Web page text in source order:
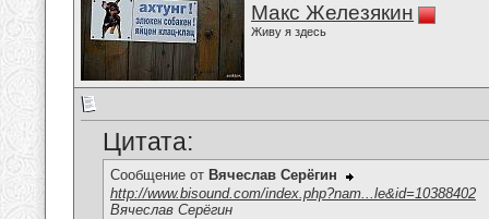
Макс Железякин
Живу я здесь
Цитата:
Сообщение от Вячеслав Серёгин
http://www.bisound.com/index.php?nam...le&id=10388402
Вячеслав Серёгин